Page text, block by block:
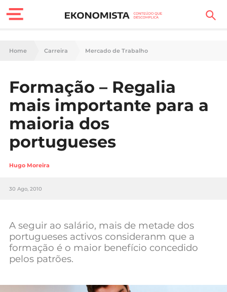
Finanças Pessoais
Carreira
Casa
Lifestyle
Sociedade
Tecnologia
Negócios
Mundial 2026
Home Carreira Mercado de Trabalho
Formação – Regalia
mais importante para a
maioria dos
portugueses
Hugo Moreira
30 Ago, 2010
A seguir ao salário, mais de metade dos
portugueses activos consideranm que a
formação é o maior benefício concedido
pelos patrões.